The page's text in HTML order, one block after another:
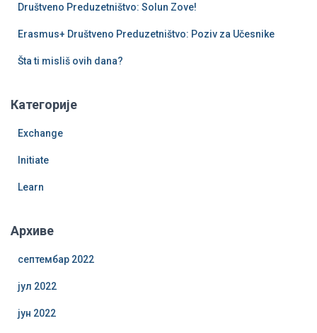
Društveno Preduzetništvo: Solun Zove!
Erasmus+ Društveno Preduzetništvo: Poziv za Učesnike
Šta ti misliš ovih dana?
Категорије
Exchange
Initiate
Learn
Архиве
септембар 2022
јул 2022
јун 2022